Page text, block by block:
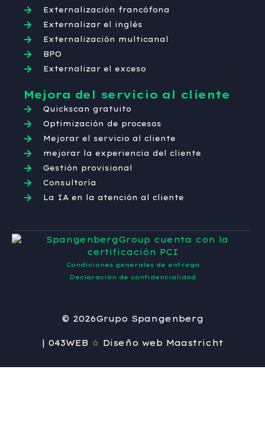
Externalización francófona
Externalizar el inglés
Externalización multicanal
BPO
Externalizar el exceso
Mejora del servicio al cliente
Quickscan gratuito
Optimización de procesos
Mejorar el servicio al cliente
mejorar la experiencia del cliente
Gestión provisional
Consultoría
La IA en la atención al cliente
Condiciones generales de entrega
Declaración de confidencialidad
© 2026Grupo Spangenberg
| 043WEB ☆ Diseño web Maastricht